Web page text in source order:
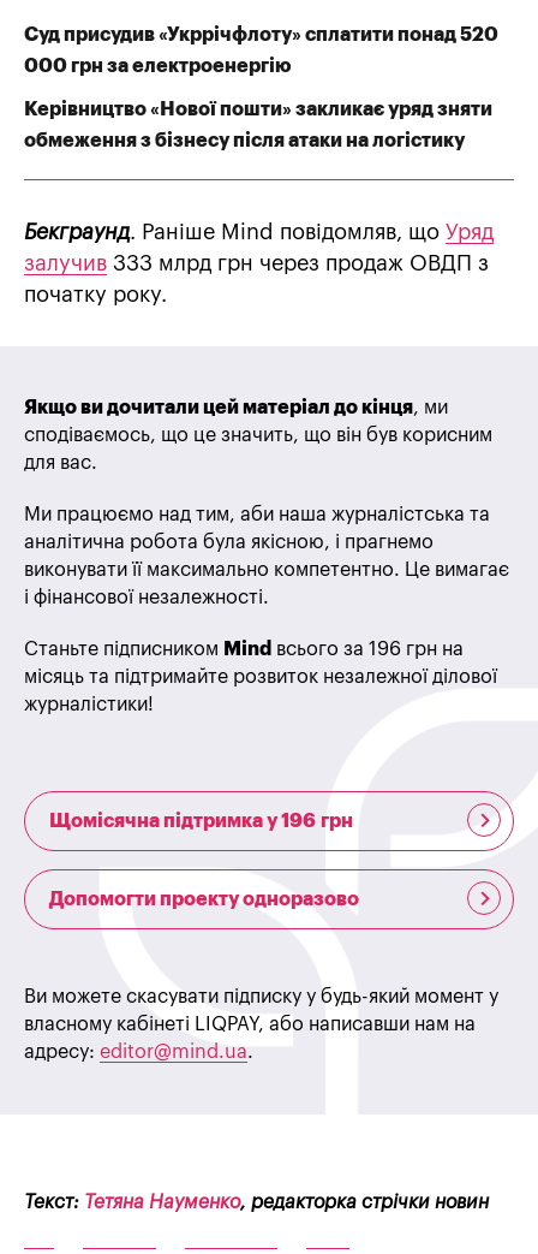
Суд присудив «Укррічфлоту» сплатити понад 520
000 грн за електроенергію
Керівництво «Нової пошти» закликає уряд зняти
обмеження з бізнесу після атаки на логістику
Бекграунд. Раніше Mind повідомляв, що Уряд
залучив 333 млрд грн через продаж ОВДП з
початку року.
Якщо ви дочитали цей матеріал до кінця, ми
сподіваємось, що це значить, що він був корисним
для вас.
Ми працюємо над тим, аби наша журналістська та
аналітична робота була якісною, і прагнемо
виконувати її максимально компетентно. Це вимагає
і фінансової незалежності.
Станьте підписником Mind всього за 196 грн на
місяць та підтримайте розвиток незалежної ділової
журналістики!
Щомісячна підтримка у 196 грн
Допомогти проекту одноразово
Ви можете скасувати підписку у будь-який момент у
власному кабінеті LIQPAY, або написавши нам на
адресу: editor@mind.ua.
Текст: Тетяна Науменко, редакторка стрічки новин